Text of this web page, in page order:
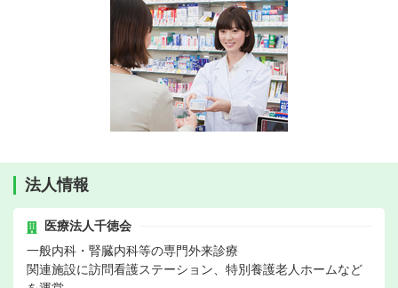
法人情報
医療法人千徳会
一般内科・腎臓内科等の専門外来診療
関連施設に訪問看護ステーション、特別養護老人ホームなど